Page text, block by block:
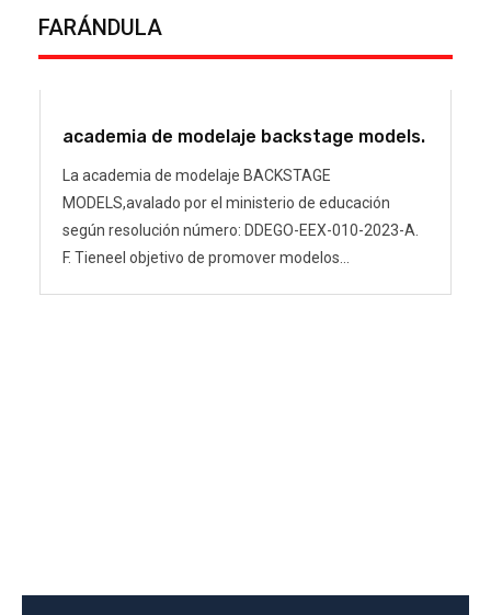
FARÁNDULA
academia de modelaje backstage models.
La academia de modelaje BACKSTAGE
MODELS,avalado por el ministerio de educación
según resolución número: DDEGO-EEX-010-2023-A.
F. Tieneel objetivo de promover modelos...